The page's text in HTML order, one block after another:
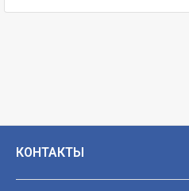
КОНТАКТЫ